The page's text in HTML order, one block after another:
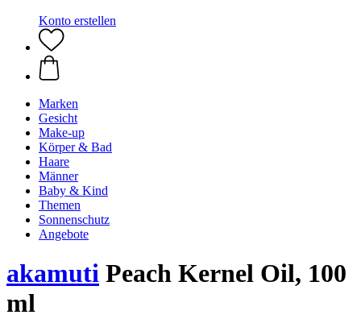
Konto erstellen
Marken
Gesicht
Make-up
Körper & Bad
Haare
Männer
Baby & Kind
Themen
Sonnenschutz
Angebote
akamuti Peach Kernel Oil, 100
ml